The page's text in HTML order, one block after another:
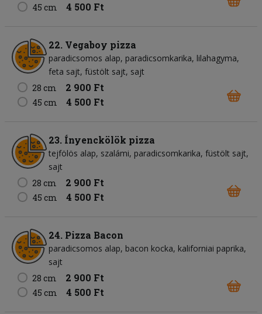
45 cm 4 500 Ft
22. Vegaboy pizza
paradicsomos alap paradicsomkarika lilahagyma
feta sajt füstölt sajt sajt
28 cm
2 900 Ft
45 cm 4 500 Ft
23. Ínyenckölök pizza
tejfölös alap szalámi paradicsomkarika füstölt sajt
sajt
28 cm
2 900 Ft
45 cm 4 500 Ft
24. Pizza Bacon
paradicsomos alap bacon kocka kaliforniai paprika
sajt
28 cm
2 900 Ft
45 cm 4 500 Ft